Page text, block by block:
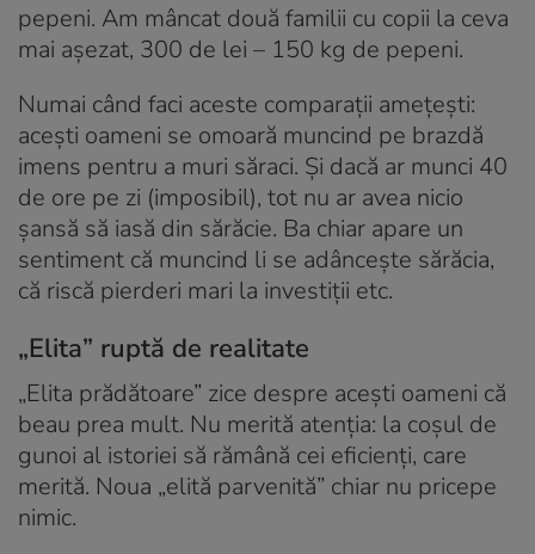
pepeni. Am mâncat două familii cu copii la ceva
mai așezat, 300 de lei – 150 kg de pepeni.
Numai când faci aceste comparații amețești:
acești oameni se omoară muncind pe brazdă
imens pentru a muri săraci. Și dacă ar munci 40
de ore pe zi (imposibil), tot nu ar avea nicio
șansă să iasă din sărăcie. Ba chiar apare un
sentiment că muncind li se adâncește sărăcia,
că riscă pierderi mari la investiții etc.
„Elita” ruptă de realitate
„Elita prădătoare” zice despre acești oameni că
beau prea mult. Nu merită atenția: la coșul de
gunoi al istoriei să rămână cei eficienți, care
merită. Noua „elită parvenită” chiar nu pricepe
nimic.